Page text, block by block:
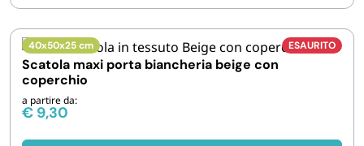
ESAURITO
40x50x25 cm
Scatola maxi porta biancheria beige con
coperchio
a partire da:
€ 9,30